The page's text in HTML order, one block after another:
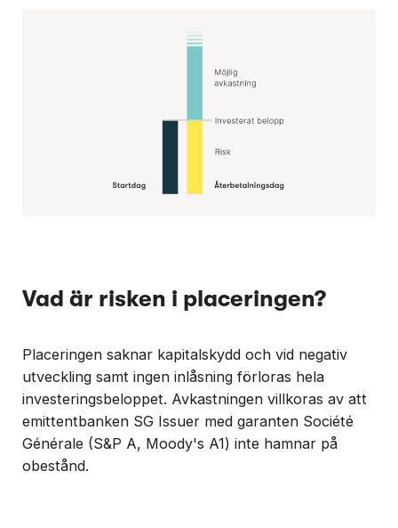
Vad är risken i placeringen?
Placeringen saknar kapitalskydd och vid negativ
utveckling samt ingen inlåsning förloras hela
investeringsbeloppet. Avkastningen villkoras av att
emittentbanken SG Issuer med garanten Société
Générale (S&P A, Moody's A1) inte hamnar på
obestånd.